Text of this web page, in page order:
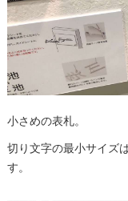
小さめの表札。
切り文字の最小サイズ
す。